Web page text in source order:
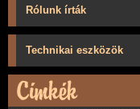
Rólunk írták
Technikai eszközök